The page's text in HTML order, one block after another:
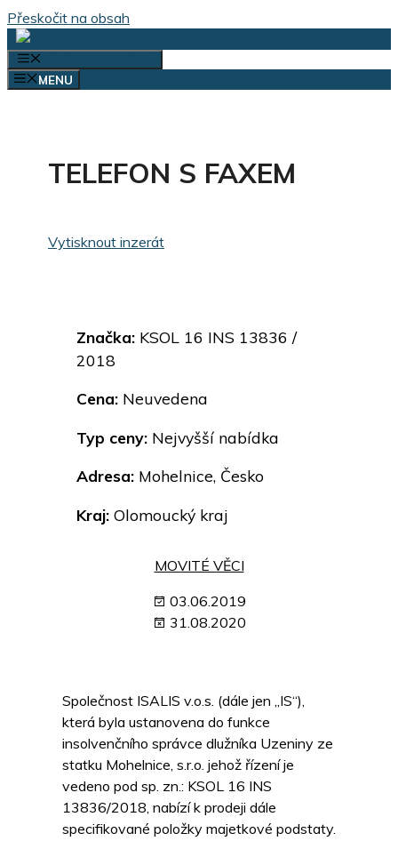
Přeskočit na obsah
MENU
TELEFON S FAXEM
Vytisknout inzerát
Značka: KSOL 16 INS 13836 /
2018
Cena: Neuvedena
Typ ceny: Nejvyšší nabídka
Adresa: Mohelnice, Česko
Kraj: Olomoucký kraj
MOVITÉ VĚCI
03.06.2019
31.08.2020
Společnost ISALIS v.o.s. (dále jen „IS“),
která byla ustanovena do funkce
insolvenčního správce dlužníka Uzeniny ze
statku Mohelnice, s.r.o. jehož řízení je
vedeno pod sp. zn.: KSOL 16 INS
13836/2018, nabízí k prodeji dále
specifikované položky majetkové podstaty.